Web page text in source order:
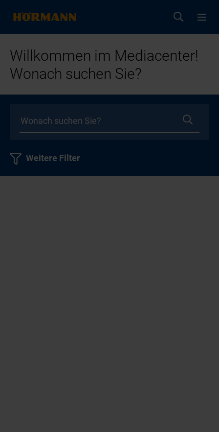
Willkommen im Mediacenter!
Wonach suchen Sie?
Weitere Filter